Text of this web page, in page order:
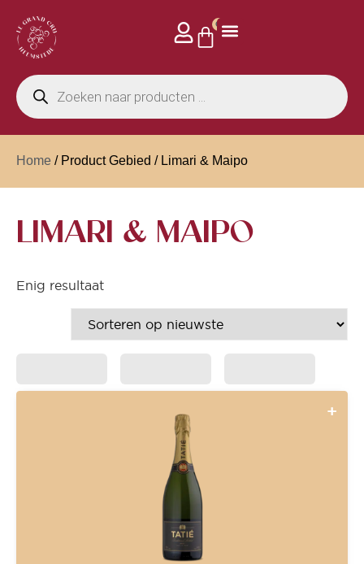
0
Home / Product Gebied / Limari & Maipo
LIMARI & MAIPO
Enig resultaat